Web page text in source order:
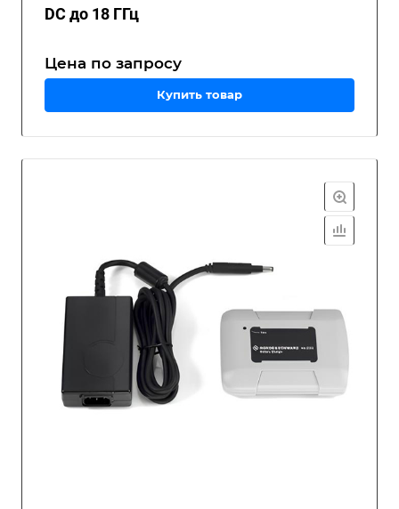
DC до 18 ГГц
Цена по запросу
Купить товар